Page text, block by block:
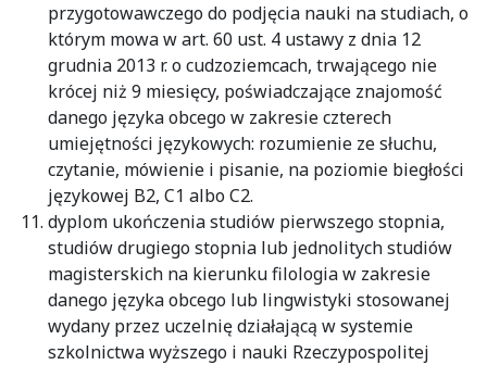
przygotowawczego do podjęcia nauki na studiach, o
którym mowa w art. 60 ust. 4 ustawy z dnia 12
grudnia 2013 r. o cudzoziemcach, trwającego nie
krócej niż 9 miesięcy, poświadczające znajomość
danego języka obcego w zakresie czterech
umiejętności językowych: rozumienie ze słuchu,
czytanie, mówienie i pisanie, na poziomie biegłości
językowej B2, C1 albo C2.
dyplom ukończenia studiów pierwszego stopnia,
studiów drugiego stopnia lub jednolitych studiów
magisterskich na kierunku filologia w zakresie
danego języka obcego lub lingwistyki stosowanej
wydany przez uczelnię działającą w systemie
szkolnictwa wyższego i nauki Rzeczypospolitej